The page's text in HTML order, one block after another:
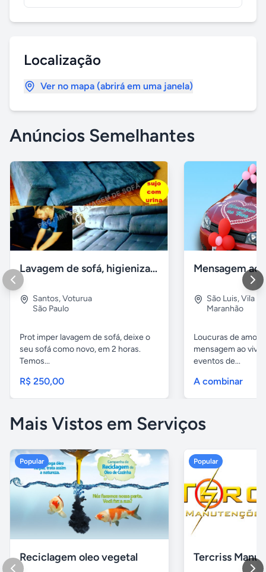
Localização
Ver no mapa (abrirá em uma janela)
Anúncios Semelhantes
Lavagem de sofá, higienização sofá, Impermeabilização
Santos,Voturua
São Paulo
Prot imper lavagem de sofá, deixe o
seu sofá como novo, em 2 horas.
Temos...
R$ 250,00
São Luis,Vila
Maranhão
Loucuras de amor,
mensagem ao
eventos de...
A combinar
Mais Vistos em Serviços
Popular
Reciclagem oleo vegetal
Popular